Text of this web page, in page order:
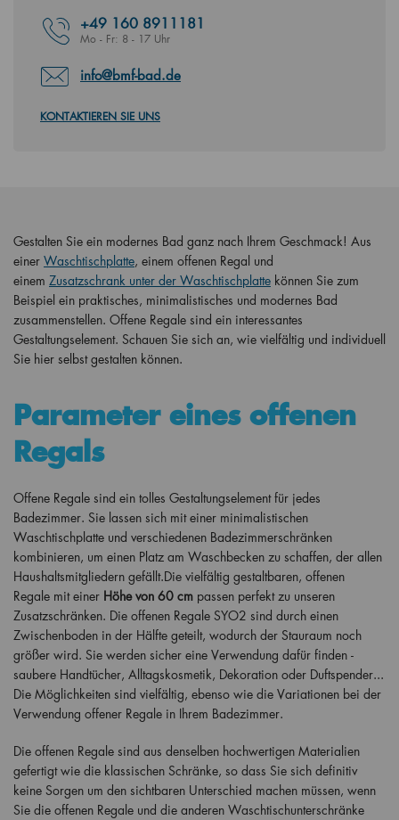
+49 160 8911181
Mo - Fr: 8 - 17 Uhr
info@bmf-bad.de
KONTAKTIEREN SIE UNS
Gestalten Sie ein modernes Bad ganz nach Ihrem Geschmack! Aus
einer Waschtischplatte, einem offenen Regal und
einem Zusatzschrank unter der Waschtischplatte können Sie zum
Beispiel ein praktisches, minimalistisches und modernes Bad
zusammenstellen. Offene Regale sind ein interessantes
Gestaltungselement. Schauen Sie sich an, wie vielfältig und individuell
Sie hier selbst gestalten können.
Parameter eines offenen
Regals
Offene Regale sind ein tolles Gestaltungselement für jedes
Badezimmer. Sie lassen sich mit einer minimalistischen
Waschtischplatte und verschiedenen Badezimmerschränken
kombinieren, um einen Platz am Waschbecken zu schaffen, der allen
Haushaltsmitgliedern gefällt.Die vielfältig gestaltbaren, offenen
Regale mit einer Höhe von 60 cm passen perfekt zu unseren
Zusatzschränken. Die offenen Regale SYO2 sind durch einen
Zwischenboden in der Hälfte geteilt, wodurch der Stauraum noch
größer wird. Sie werden sicher eine Verwendung dafür finden -
saubere Handtücher, Alltagskosmetik, Dekoration oder Duftspender...
Die Möglichkeiten sind vielfältig, ebenso wie die Variationen bei der
Verwendung offener Regale in Ihrem Badezimmer.
Die offenen Regale sind aus denselben hochwertigen Materialien
gefertigt wie die klassischen Schränke, so dass Sie sich definitiv
keine Sorgen um den sichtbaren Unterschied machen müssen, wenn
Sie die offenen Regale und die anderen Waschtischunterschränke